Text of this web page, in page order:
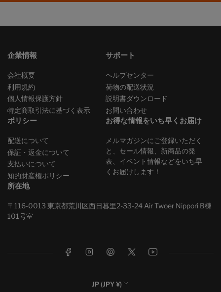
企業情報
会社概要
利用規約
個人情報保護方針
特定商取引法に基づく表示
サポート
ヘルプセンター
荷物の配送状況
説明書ダウンロード
お問い合わせ
ポリシー
配送について
保証・返金について
支払いについて
知的財産権ポリシー
お得な情報をいち早くお届け
メルマガジンにご登録いただく
と、セール情報、新商品の発
表、イベント情報などをいち早
くお届けします！
所在地
〒116-0013 東京都荒川区西日暮里2-33-24 Air Twoer Nippori B棟
101号室
フェイスブック インスタグラム ピンタレスト X ユーチューブ
国
JP (JPY ¥)